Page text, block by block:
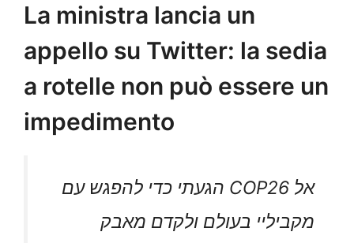
La ministra lancia un
appello su Twitter: la sedia
a rotelle non può essere un
impedimento
אל COP26 הגעתי כדי להפגש עם
מקביליי בעולם ולקדם מאבק